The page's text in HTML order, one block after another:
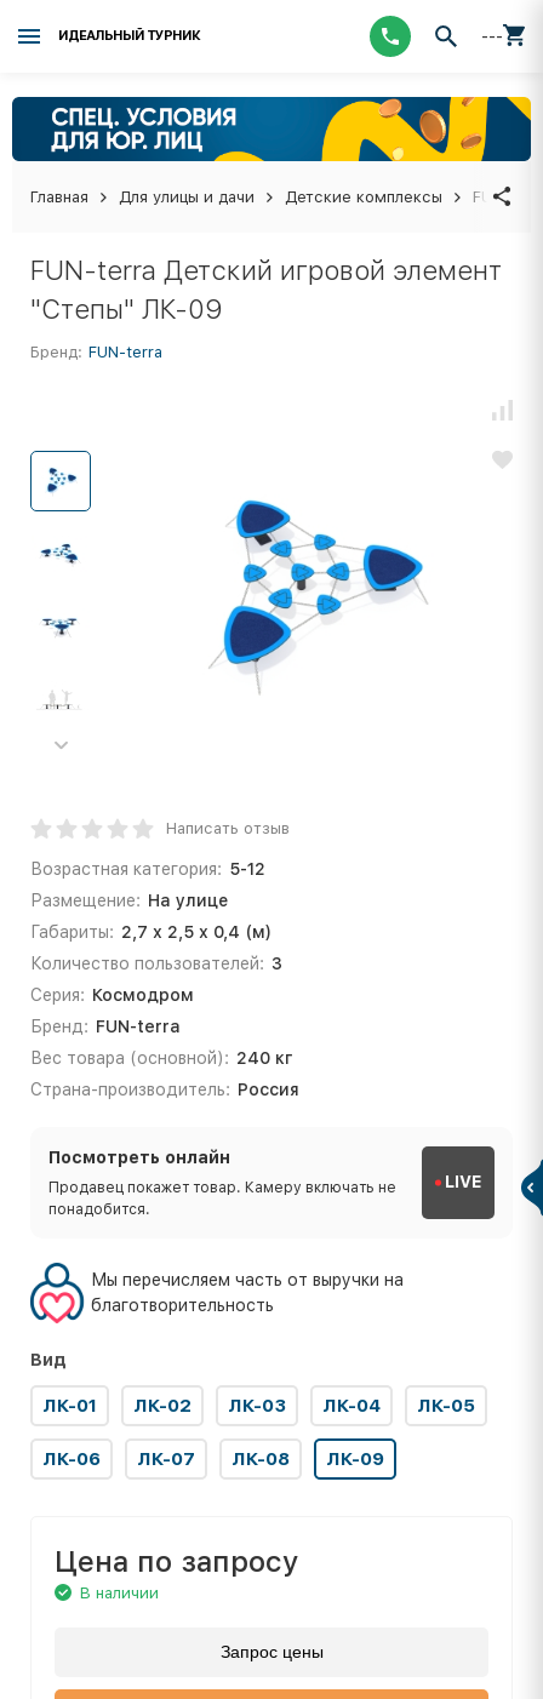
ИДЕАЛЬНЫЙ ТУРНИК ---
Главная Для улицы и дачи Детские комплексы FUN-
FUN-terra Детский игровой элемент
"Степы" ЛК-09
Бренд: FUN-terra
Написать отзыв
Возрастная категория: 5-12
Размещение: На улице
Габариты: 2,7 х 2,5 х 0,4 (м)
Количество пользователей: 3
Серия: Космодром
Бренд: FUN-terra
Вес товара (основной): 240 кг
Страна-производитель: Россия
Посмотреть онлайн
Продавец покажет товар. Камеру включать не
понадобится.
LIVE
Мы перечисляем часть от выручки на
благотворительность
Вид
ЛК-01 ЛК-02 ЛК-03 ЛК-04 ЛК-05
ЛК-06 ЛК-07 ЛК-08 ЛК-09
Цена по запросу
В наличии
Запрос цены